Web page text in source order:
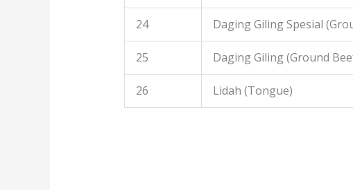
24 Daging Giling Spesial
25 Daging Giling (Ground
26 Lidah (Tongue)